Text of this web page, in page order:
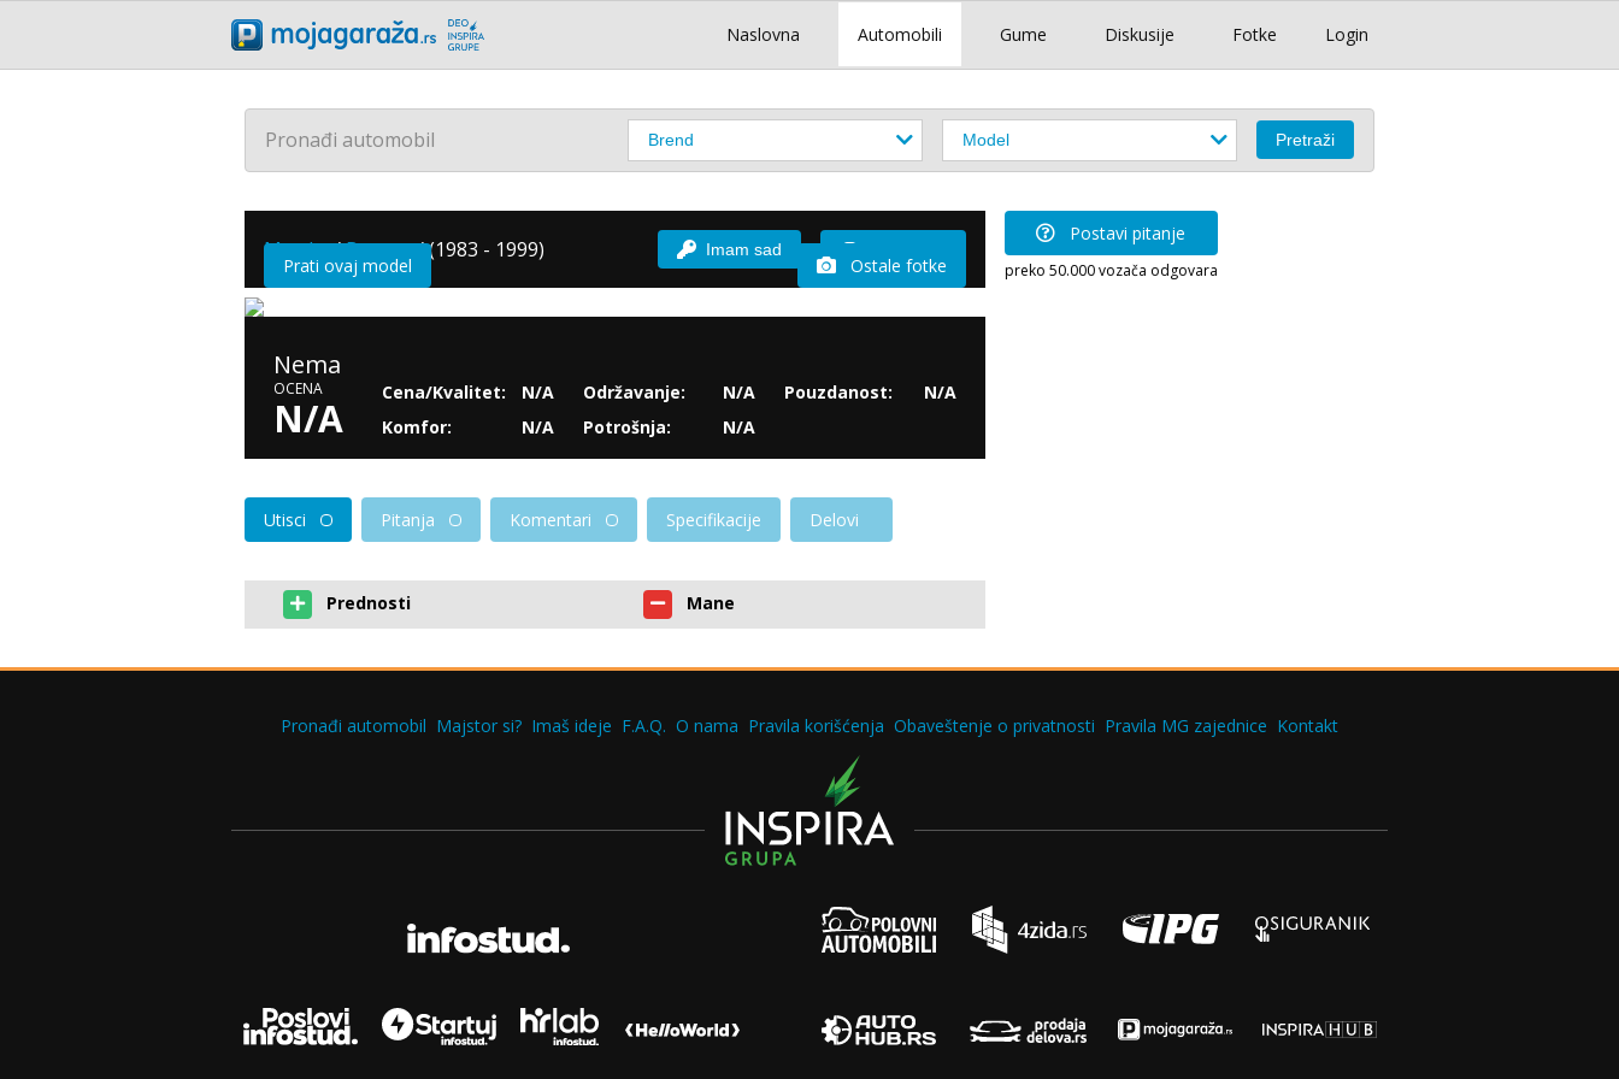
Login
Naslovna Automobili Gume Diskusije Fotke
Pronađi automobil
Mazda /Bongo /(1983 - 1999) Imam sad
Prati ovaj model Ostale fotke
Nema
OCENA
N/A
Cena/Kvalitet:
N/A
Komfor:
N/A
Održavanje:
N/A
Potrošnja:
N/A
Pouzdanost: N/A
Utisci Pitanja Komentari Specifikacije Delovi
Prednosti Mane
Postavi pitanje
preko 50.000 vozača odgovara
Pronađi automobil Majstor si? Imaš ideje F.A.Q. O nama Pravila korišćenja Obaveštenje o privatnosti Pravila MG zajednice Kontakt